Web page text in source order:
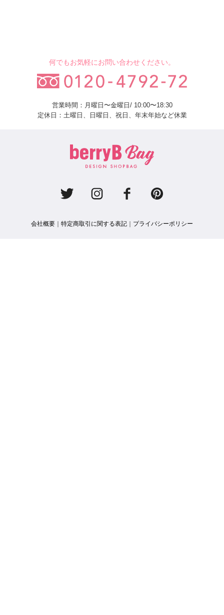
何でもお気軽にお問い合わせください。
営業時間：月曜日〜金曜日/ 10:00〜18:30
定休日：土曜日、日曜日、祝日、年末年始など休業
会社概要 特定商取引に関する表記 プライバシーポリシー